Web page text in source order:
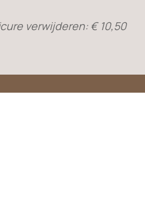
verwijderen: € 10,50